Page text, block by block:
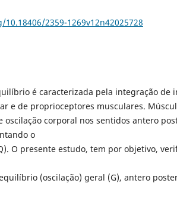
2359-1269v12n42025728
é caracterizada pela integração de
e de proprioceptores musculares.
oscilação corporal nos sentidos antero
o
O presente estudo, tem por objetivo,
(oscilação) geral (G), antero